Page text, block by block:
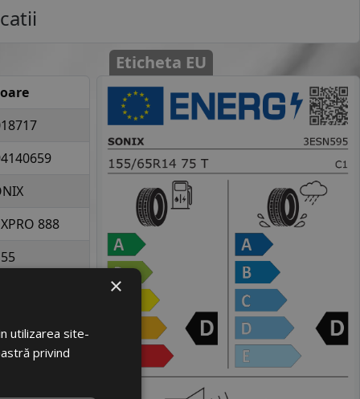
888
387 kg per
Eticheta EU
×
utilizarea site-
privind